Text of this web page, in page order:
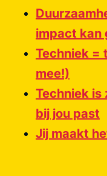
impact kan
Techniek =
mee!)
Techniek is
bij jou past
Jij maakt